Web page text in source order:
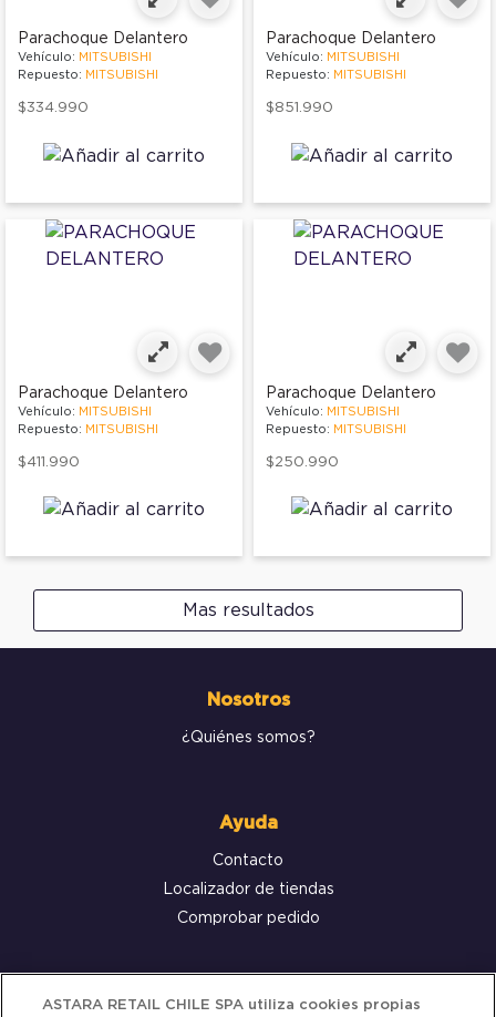
Parachoque Delantero
Vehículo: MITSUBISHI
Repuesto: MITSUBISHI
$334.990
Parachoque Delantero
Vehículo: MITSUBISHI
Repuesto: MITSUBISHI
$851.990
Parachoque Delantero
Vehículo: MITSUBISHI
Repuesto: MITSUBISHI
$411.990
Parachoque Delantero
Vehículo: MITSUBISHI
Repuesto: MITSUBISHI
$250.990
Mas resultados
Nosotros
¿Quiénes somos?
Ayuda
Contacto
Localizador de tiendas
Comprobar pedido
Servicio al cliente
ASTARA RETAIL CHILE SPA utiliza cookies propias